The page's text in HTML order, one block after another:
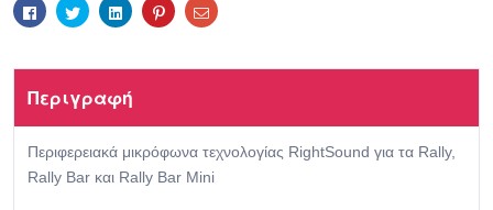
FacebookTwitterLinkedinPinterestEmail
Περιγραφή
Περιφερειακά μικρόφωνα τεχνολογίας RightSound για τα Rally,
Rally Bar και Rally Bar Mini